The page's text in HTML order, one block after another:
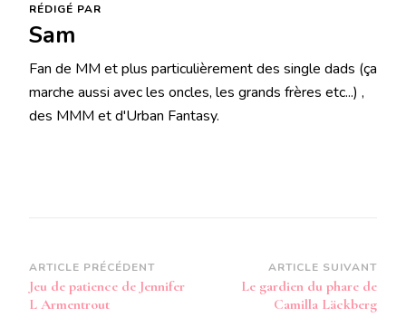
RÉDIGÉ PAR
Sam
Fan de MM et plus particulièrement des single dads (ça
marche aussi avec les oncles, les grands frères etc...) ,
des MMM et d'Urban Fantasy.
Navigation
d’article
ARTICLE PRÉCÉDENT
Jeu de patience de Jennifer
L Armentrout
ARTICLE SUIVANT
Le gardien du phare de
Camilla Läckberg